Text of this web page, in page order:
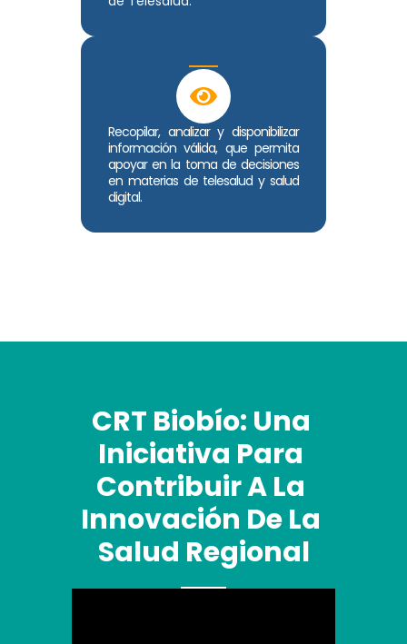
Recopilar, analizar y disponibilizar
información válida, que permita
apoyar en la toma de decisiones
en materias de telesalud y salud
digital.
CRT Biobío: Una
Iniciativa Para
Contribuir A La
Innovación De La
Salud Regional